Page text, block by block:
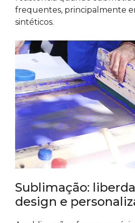
frequentes, principalmente
sintéticos.
Sublimação:
design e